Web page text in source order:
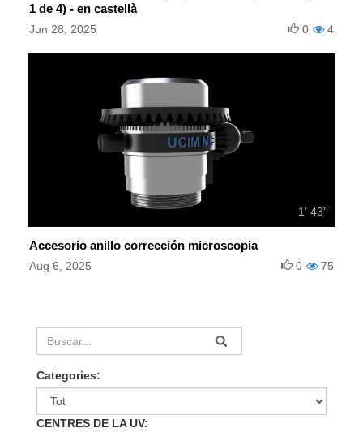
1 de 4) - en castellà
Jun 28, 2025 4
0
1' 43''
Accesorio anillo corrección microscopia
Aug 6, 2025 75
0
Categories:
CENTRES DE LA UV: